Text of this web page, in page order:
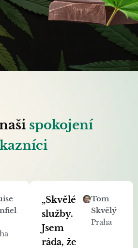
spokojení
„Skvělé
služby.
Jsem
ráda, že
Tom
Skvělý
Praha